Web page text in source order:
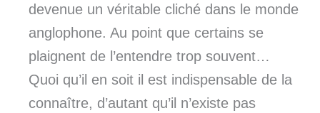
devenue un véritable cliché dans le monde
anglophone. Au point que certains se
plaignent de l’entendre trop souvent…
Quoi qu’il en soit il est indispensable de la
connaître, d’autant qu’il n’existe pas